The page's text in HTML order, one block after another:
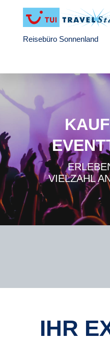
Reisebüro Sonnenland
VIELZAHL
IHR